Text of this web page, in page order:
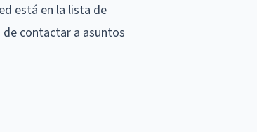
está en la lista de
contactar a asuntos